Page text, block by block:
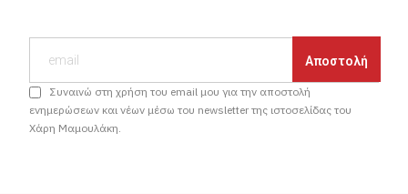
Συναινώ στη χρήση του email μου για την αποστολή
ενημερώσεων και νέων μέσω του newsletter της ιστοσελίδας του
Χάρη Μαμουλάκη.